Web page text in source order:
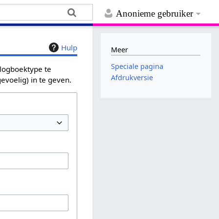
Anonieme gebruiker
Hulp
te
in te geven.
Meer
Speciale pagina
Afdrukversie